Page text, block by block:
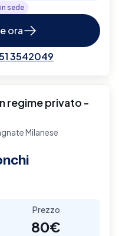
sede
ora
3542049
regime privato -
Milanese
Prezzo
80€